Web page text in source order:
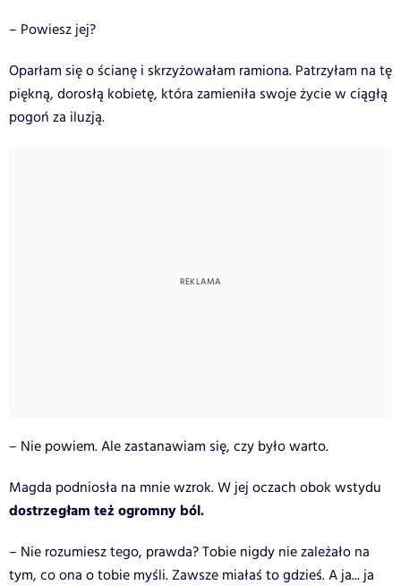
– Powiesz jej?
Oparłam się o ścianę i skrzyżowałam ramiona. Patrzyłam na tę
piękną, dorosłą kobietę, która zamieniła swoje życie w ciągłą
pogoń za iluzją.
– Nie powiem. Ale zastanawiam się, czy było warto.
Magda podniosła na mnie wzrok. W jej oczach obok wstydu
dostrzegłam też ogromny ból.
– Nie rozumiesz tego, prawda? Tobie nigdy nie zależało na
tym, co ona o tobie myśli. Zawsze miałaś to gdzieś. A ja... ja